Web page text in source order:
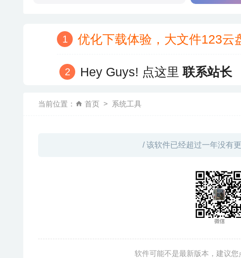
优化下载体验，大文件123
Hey Guys! 点这里联系站长
当前位置： 首页 系统工具
/ 该软件已经超过一年没有
软件可能不是最新版本，建议您